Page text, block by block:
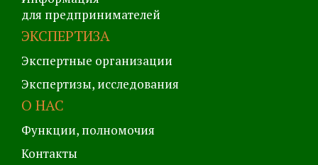
для предпринимателей
ЭКСПЕРТИЗА
Экспертные организации
Экспертизы, исследования
О НАС
Функции, полномочия
Контакты